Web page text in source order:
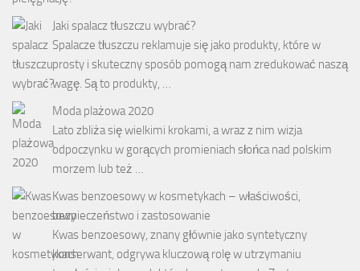
Jaki spalacz tłuszczu wybrać?
Spalacze tłuszczu reklamuje się jako produkty, które w
prosty i skuteczny sposób pomogą nam zredukować naszą
wagę. Są to produkty, …
Moda plażowa 2020
Lato zbliża się wielkimi krokami, a wraz z nim wizja
odpoczynku w gorących promieniach słońca nad polskim
morzem lub też …
Kwas benzoesowy w kosmetykach – właściwości,
bezpieczeństwo i zastosowanie
Kwas benzoesowy, znany głównie jako syntetyczny
konserwant, odgrywa kluczową rolę w utrzymaniu